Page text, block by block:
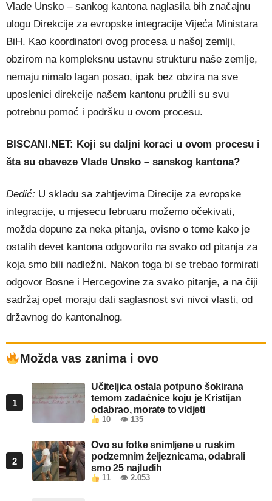
Vlade Unsko – sankog kantona naglasila bih značajnu
ulogu Direkcije za evropske integracije Vijeća Ministara
BiH. Kao koordinatori ovog procesa u našoj zemlji,
obzirom na kompleksnu ustavnu strukturu naše zemlje,
nemaju nimalo lagan posao, ipak bez obzira na sve
uposlenici direkcije našem kantonu pružili su svu
potrebnu pomoć i podršku u ovom procesu.
BISCANI.NET: Koji su daljni koraci u ovom procesu i
šta su obaveze Vlade Unsko – sanskog kantona?
Dedić: U skladu sa zahtjevima Direcije za evropske
integracije, u mjesecu februaru možemo očekivati,
možda dopune za neka pitanja, ovisno o tome kako je
ostalih devet kantona odgovorilo na svako od pitanja za
koja smo bili nadležni. Nakon toga bi se trebao formirati
odgovor Bosne i Hercegovine za svako pitanje, a na čiji
sadržaj opet moraju dati saglasnost svi nivoi vlasti, od
državnog do kantonalnog.
Možda vas zanima i ovo
1
Učiteljica ostala potpuno šokirana
temom zadaćnice koju je Kristijan
odabrao, morate to vidjeti
10 👁 135
2
Ovo su fotke snimljene u ruskim
podzemnim željeznicama, odabrali
smo 25 najluđih
11 👁 2.053